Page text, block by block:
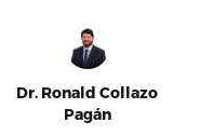
Dr. Ronald Collazo
Pagán